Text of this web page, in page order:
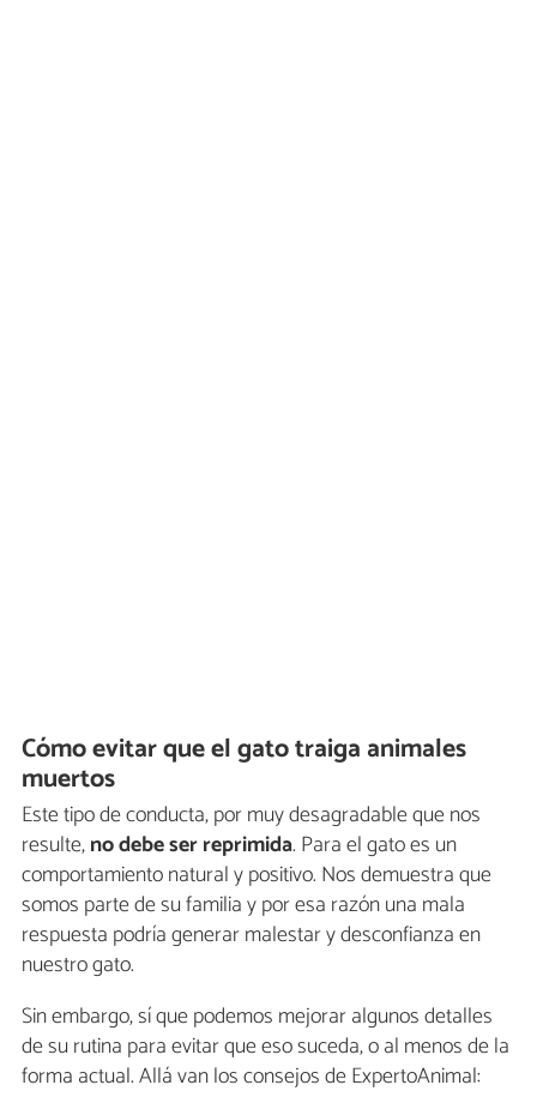
Cómo evitar que el gato traiga animales
muertos
Este tipo de conducta, por muy desagradable que nos
resulte,no debe ser reprimida. Para el gato es un
comportamiento natural y positivo. Nos demuestra que
somos parte de su familia y por esa razón una mala
respuesta podría generar malestar y desconfianza en
nuestro gato.
Sin embargo, sí que podemos mejorar algunos detalles
de su rutina para evitar que eso suceda, o al menos de la
forma actual. Allá van los consejos de ExpertoAnimal: